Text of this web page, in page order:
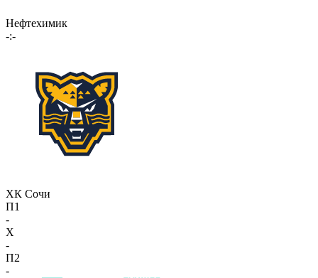
Нефтехимик
-:-
ХК Сочи
П1
-
X
-
П2
-